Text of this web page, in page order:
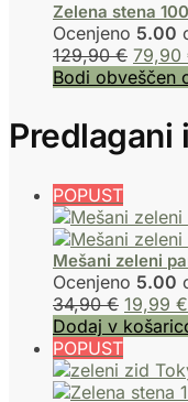
Zelena stena
Ocenjeno 5.00
129,90€ 79,90
Bodi obveščen
Predlagani
POPUST
Mešani zeleni
Ocenjeno 5.00
34,90€ 19,99 €
Dodaj v
POPUST